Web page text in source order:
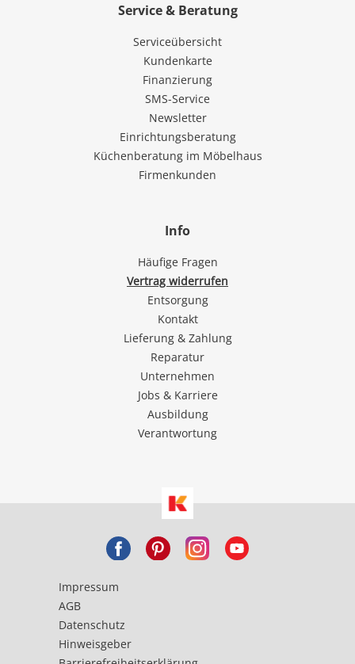
Service & Beratung
Serviceübersicht
Kundenkarte
Finanzierung
SMS-Service
Newsletter
Einrichtungsberatung
Küchenberatung im Möbelhaus
Firmenkunden
Info
Häufige Fragen
Vertrag widerrufen
Entsorgung
Kontakt
Lieferung & Zahlung
Reparatur
Unternehmen
Jobs & Karriere
Ausbildung
Verantwortung
Impressum
AGB
Datenschutz
Hinweisgeber